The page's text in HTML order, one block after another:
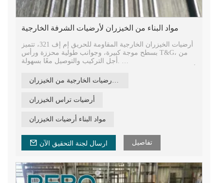
مواد البناء من الخيزران لأرضيات الشرفة الخارجية
أرضيات الخيزران الخارجية المقاومة للحريق إم إف 321، تتميز
بسطح موجة كبيرة، وجوانب طولية محززة ورأس T&G، من
أجل التركيب والتوصيل معًا بسهولة.
للبيئة وخالية من الفورمالديهايد، معتمدة من مجلس رعاية
الغابات، مصنوعة من الخيزران بنسبة 100%. مادة أرضية خشبية
أرضيات الخيزران الهندسية عالية الكثافة للحديقة، والمنتزه،
الطبيعية، وما إلى ذلك. ريبو هي العلامة التجارية الراقية
المبتكرة
بلاط الأرضيات الخارجية من الخيزران
أرضيات تراس الخيزران
مواد البناء أرضيات الخيزران
ارسال لجنة التحقيق الآن تفاصيل